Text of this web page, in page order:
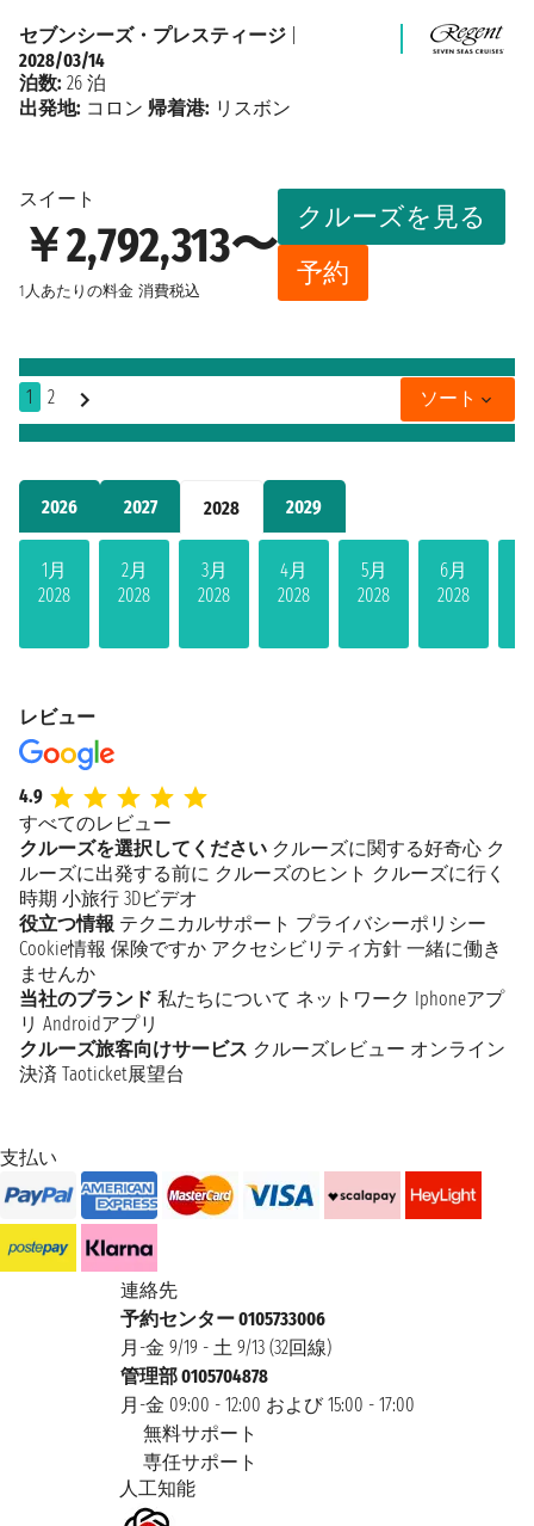
2026 2027 2028 2029
1月
2028
2月
2028
3月
2028
4月
2028
5月
2028
6月
2028
スイート
￥2,792,313〜
1人あたりの料金 消費税込
クルーズを見る
予約
セブンシーズ・プレスティージ
2028/03/14
泊数: 26 泊
出発地: コロン 帰着港: リスボン
1 2 ソート
レビュー
4.9
すべてのレビュー
クルーズを選択してください クルーズに関する好奇心 ク
ルーズに出発する前に クルーズのヒント クルーズに行く
時期 小旅行 3Dビデオ
役立つ情報 テクニカルサポート プライバシーポリシー
Cookie情報 保険ですか アクセシビリティ方針 一緒に働き
ませんか
当社のブランド 私たちについて ネットワーク
Iphoneアプ
リ Androidアプリ
クルーズ旅客向けサービス クルーズレビュー オンライン
決済 Taoticket展望台
支払い
連絡先
予約センター 0105733006
月-金 9/19 - 土 9/13 (32回線)
管理部 0105704878
月-金 09:00 - 12:00 および 15:00 - 17:00
無料サポート
専任サポート
人工知能